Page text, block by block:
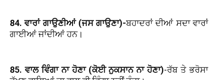
84. ਵਾਰਾਂ ਗਾਉਣੀਆਂ (ਜਸ ਗਾਉਣਾ)-ਬਹਾਦਰਾਂ ਦੀਆਂ ਸਦਾ ਵਾਰਾਂ
ਗਾਈਆਂ ਜਾਂਦੀਆਂ ਹਨ।
85. ਵਾਲ ਵਿੰਗਾ ਨਾ ਹੋਣਾ (ਕੋਈ ਨੁਕਸਾਨ ਨਾ ਹੋਣਾ)-ਰੱਬ ਤੇ ਭਰੋਸਾ